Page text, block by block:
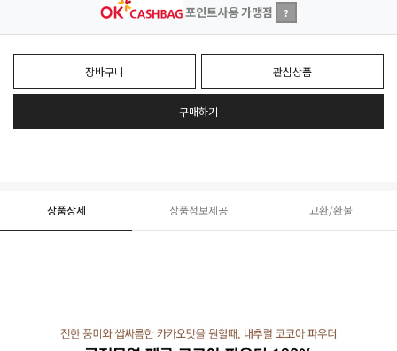
포인트사용 가맹점 ?
장바구니 관심상품
구매하기
상품상세 상품정보제공 교환/환불